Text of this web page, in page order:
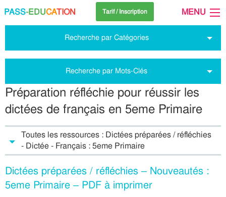
PASS-EDUCATION Tarif / Inscription MENU
Recherche par Catégories
Recherche par Mots-Clés
Préparation réfléchie pour réussir les
dictées de français en 5eme Primaire
Toutes les ressources : Dictées préparées / réfléchies
- Dictée - Français : 5eme Primaire
Dictées préparées / réfléchies – Nouveautés :
5eme Primaire – PDF à imprimer